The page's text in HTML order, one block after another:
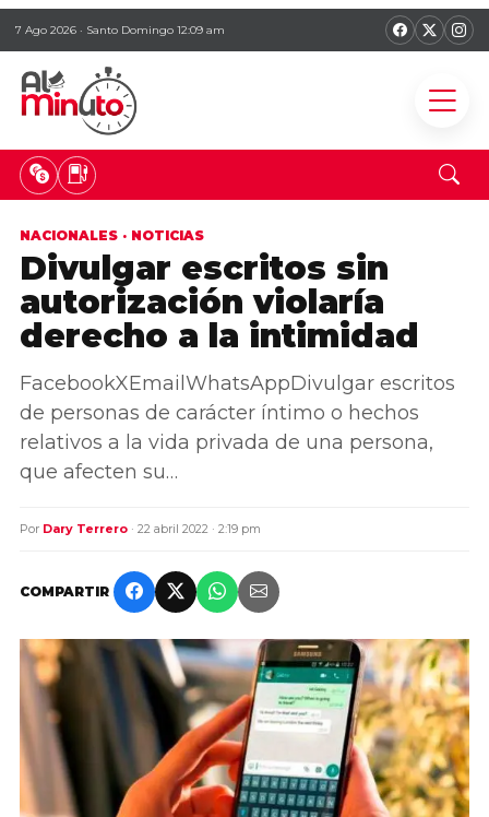
7 Ago 2026 · Santo Domingo 12:09 am
NACIONALES · NOTICIAS
Divulgar escritos sin
autorización violaría
derecho a la intimidad
FacebookXEmailWhatsAppDivulgar escritos
de personas de carácter íntimo o hechos
relativos a la vida privada de una persona,
que afecten su…
Por Dary Terrero · 22 abril 2022 · 2:19 pm
COMPARTIR